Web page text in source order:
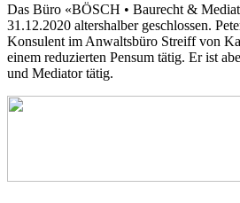
Das Büro «BÖSCH • Baurecht &
31.12.2020 altershalber geschlossen.
Konsulent im Anwaltsbüro Streiff von
einem reduzierten Pensum tätig. Er ist
und Mediator tätig.